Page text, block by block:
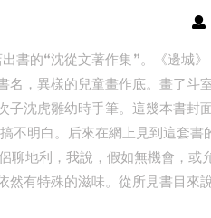
書的“沈從文著作集”。《邊城》
名，異樣的兒童畫作底。畫了斗
子沈虎雛幼時手筆。這幾本書封
不明白。后來在網上見到這套書
聊地利，我說，假如無機會，或
有特殊的滋味。從所見書目來